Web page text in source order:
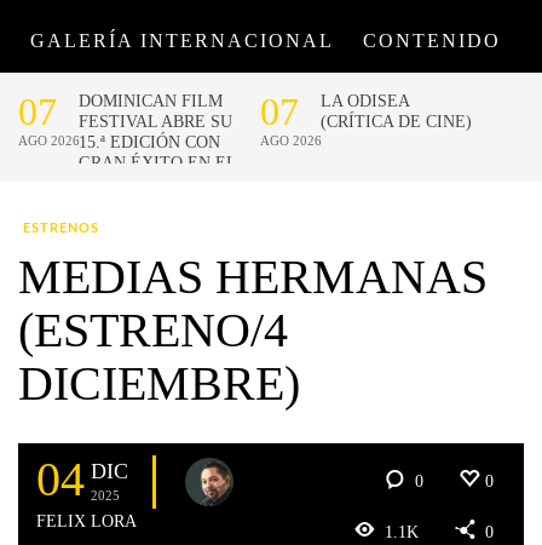
GALERÍA INTERNACIONAL CONTENIDO
ESTRENOS
MEDIAS HERMANAS
(ESTRENO/4
DICIEMBRE)
04 DIC
2025
FELIX LORA
0 0
1.1K 0